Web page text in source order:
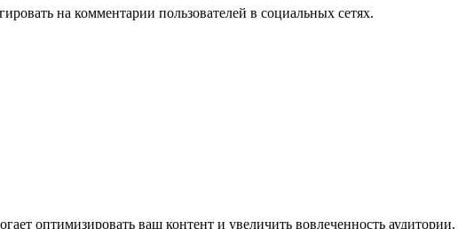
на комментарии пользователей в социальных сетях.
оптимизировать ваш контент и увеличить вовлеченность аудитории.